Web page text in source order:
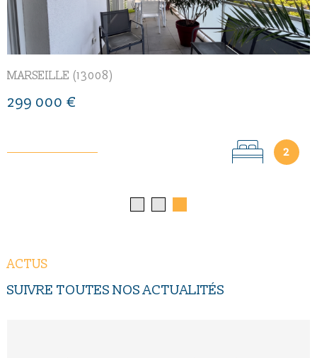
MARSEILLE (13008)
299 000 €
2
ACTUS
SUIVRE TOUTES NOSACTUALITÉS